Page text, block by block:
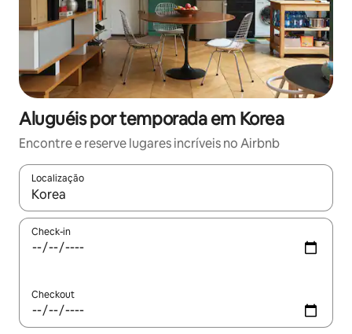
Aluguéis por temporada em Korea
Encontre e reserve lugares incríveis no Airbnb
Localização
Quando os resultados estiverem disponíveis, explore-os
Check-in
Checkout